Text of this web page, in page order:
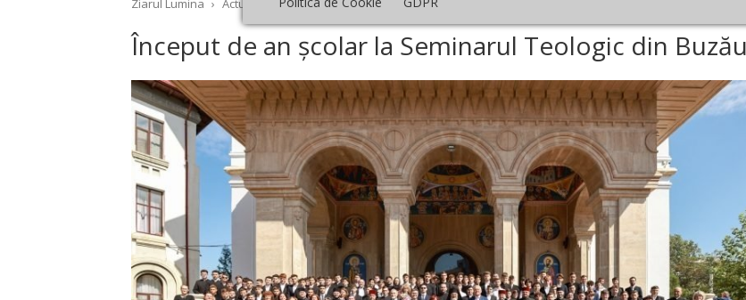
Ziarul Lumina › Actualitate religioasă › Știri › Început de an școlar la Seminarul Teologic din Buzău
Început de an școlar la Seminarul Teologic din Buzău
Octombrie Noiembrie Decembrie Ianuarie Februarie Martie Aprilie Mai